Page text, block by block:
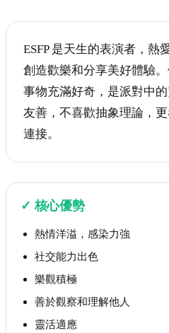
ESFP 是天生的表演者，熱
創造歡樂和分享美好體驗
事物充滿好奇，是派對中的
友善，不喜歡抽象理論，
連接。
✓核心優勢
熱情洋溢，感染力強
社交能力出色
樂觀積極
善於觀察和理解他人
靈活適應